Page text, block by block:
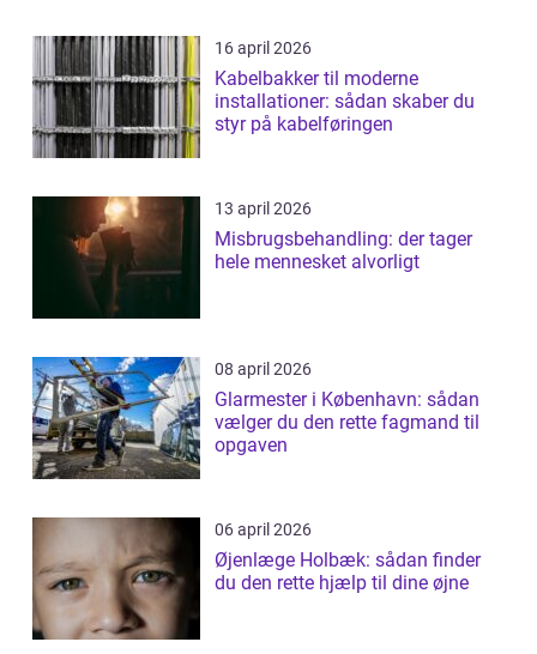
16 april 2026
Kabelbakker til moderne
installationer: sådan skaber du
styr på kabelføringen
13 april 2026
Misbrugsbehandling: der tager
hele mennesket alvorligt
08 april 2026
Glarmester i København: sådan
vælger du den rette fagmand til
opgaven
06 april 2026
Øjenlæge Holbæk: sådan finder
du den rette hjælp til dine øjne